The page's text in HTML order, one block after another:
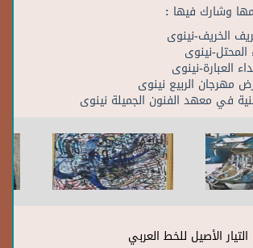
وشارك فيها :
الخريف-نينوى
نينوى
العبارة-نينوى
مهرجان الربيع نينوى
في معهد الفنون الجميلة نينوى
التيار الأصيل للخط العربي